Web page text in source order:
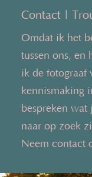
Contact |
Omdat ik het
tussen ons, en
ik de
kennismaking
bespreken
naar op zoek
Neem contact